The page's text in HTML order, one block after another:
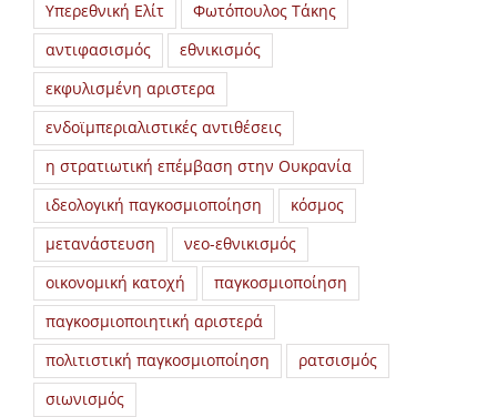
Υπερεθνική Ελίτ
Φωτόπουλος Τάκης
αντιφασισμός
εθνικισμός
εκφυλισμένη αριστερα
ενδοϊμπεριαλιστικές αντιθέσεις
η στρατιωτική επέμβαση στην Ουκρανία
ιδεολογική παγκοσμιοποίηση
κόσμος
μετανάστευση
νεο-εθνικισμός
οικονομική κατοχή
παγκοσμιοποίηση
παγκοσμιοποιητική αριστερά
πολιτιστική παγκοσμιοποίηση
ρατσισμός
σιωνισμός